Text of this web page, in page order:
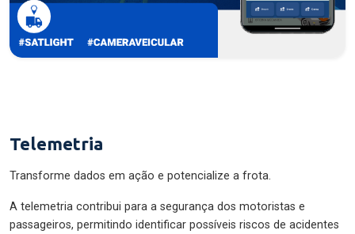
Telemetria
Transforme dados em ação e potencialize a frota.
A telemetria contribui para a segurança dos motoristas e
passageiros, permitindo identificar possíveis riscos de acidentes